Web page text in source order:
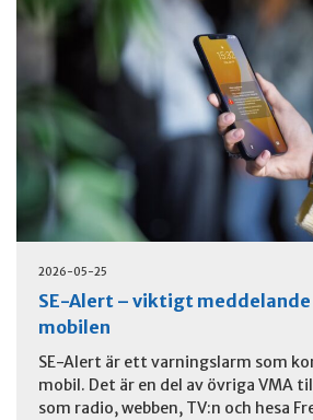
2026-05-25
SE-Alert – viktigt
mobilen
SE-Alert är ett varningslarm som
mobil. Det är en del av övriga VMA
som radio, webben, TV:n och hesa